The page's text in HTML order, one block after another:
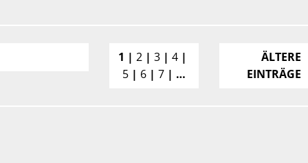
1 2 3
4
5
6 7 …
ÄLTERE
EINTRÄGE